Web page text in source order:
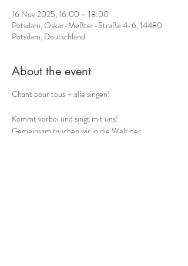
16 Nov 2025, 16:00 – 18:00
Potsdam, Oskar-Meßter-Straße 4-6, 14480
Potsdam, Deutschland
About the event
Chant pour tous – alle singen!
Kommt vorbei und singt mit uns!
Gemeinsam tauchen wir in die Welt der